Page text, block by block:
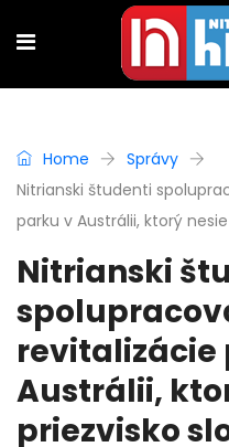
Home
Správy
Nitrianski študenti
parku v Austrálii, ktorý
Nitrianski
revitalizácie
Austrálii,
priezvisko